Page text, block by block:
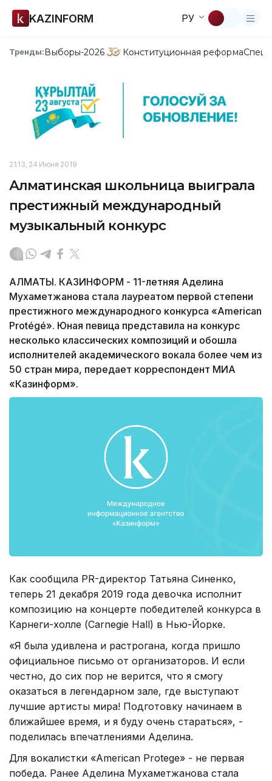
KAZINFORM РУ
Тренды:Выборы-2026 Конституционная реформа
21:13, 24 Июня 2019
Алматинская школьница выиграла
престижный международный
музыкальный конкурс
АЛМАТЫ. КАЗИНФОРМ - 11-летняя Аделина
Мухаметжанова стала лауреатом первой степени
престижного международного конкурса «American
Protégé». Юная певица представила на конкурс
несколько классических композиций и обошла
исполнителей академического вокала более чем из
50 стран мира, передает корреспондент МИА
«Казинформ».
Как сообщила PR-директор Татьяна Синенко,
теперь 21 декабря 2019 года девочка исполнит
композицию на концерте победителей конкурса в
Карнеги-холле (Carnegie Hall) в Нью-Йорке.
«Я была удивлена и растрогана, когда пришло
официальное письмо от организаторов. И если
честно, до сих пор не верится, что я смогу
оказаться в легендарном зале, где выступают
лучшие артисты мира! Подготовку начинаем в
ближайшее время, и я буду очень стараться», -
поделилась впечатлениями Аделина.
Для вокалистки «American Protege» - не первая
победа. Ранее Аделина Мухаметжанова стала